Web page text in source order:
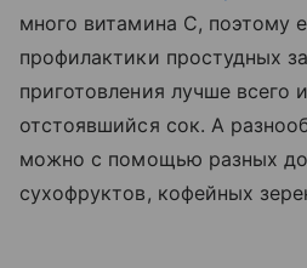
много витамина C, поэтому
профилактики простудных
приготовления лучше всего
отстоявшийся сок. А
можно с помощью разных
сухофруктов, кофейных